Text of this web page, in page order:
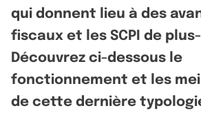
qui donnent lieu à des
fiscaux et les SCPI de
Découvrez ci-dessous le
fonctionnement et les
de cette dernière